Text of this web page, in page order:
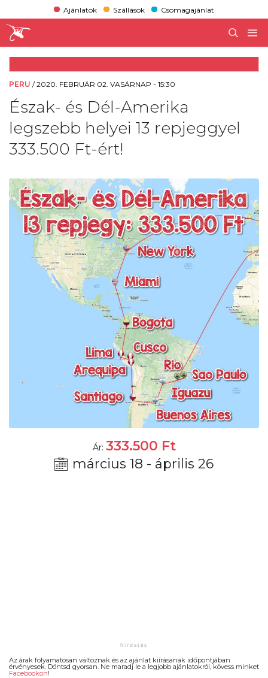
Ajánlatok Szállások Csomagajánlat
PERU /2020. FEBRUÁR 02. VASÁRNAP - 15:30
Észak- és Dél-Amerika
legszebb helyei 13 repjeggyel
333.500 Ft-ért!
Ár: 333.500 Ft
március 18 - április 26
Az árak folyamatosan változnak és az ajánlat kiírásanak időpontjában
érvényesek. Döntsd gyorsan. Ne maradj le a legjobb ajánlatokról, kövess minket
Facebookon!